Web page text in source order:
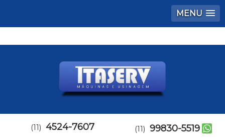
MENU
(11) 4524-7607 (11) 99830-5519